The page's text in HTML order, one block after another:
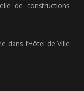
de constructions
dans l’Hôtel de Ville